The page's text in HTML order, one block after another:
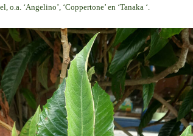
o.a. ‘Angelino’, ‘Coppertone’ en ‘Tanaka ‘.